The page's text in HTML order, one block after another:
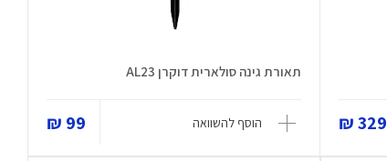
329 ₪
תאורת גינה סולארית דוקרן AL23
הוסף להשוואה 99 ₪